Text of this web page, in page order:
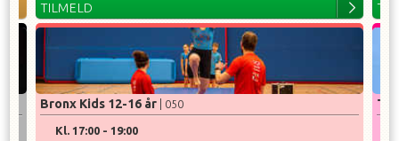
TILMELD
Bronx Kids 12-16 år | 050
Kl. 17:00 - 19:00